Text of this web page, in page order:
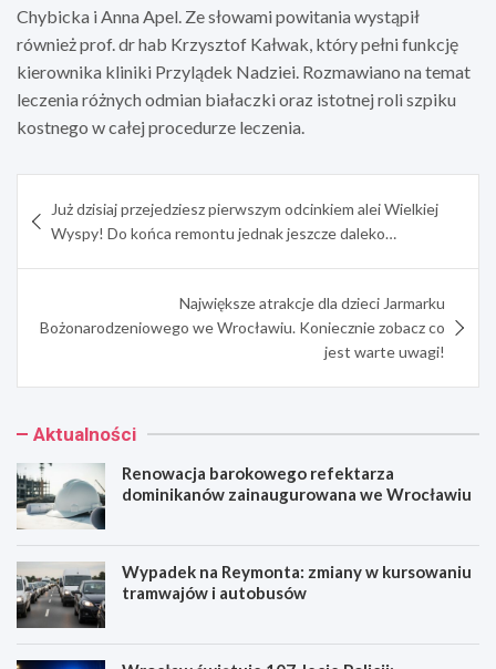
Chybicka i Anna Apel. Ze słowami powitania wystąpił
również prof. dr hab Krzysztof Kałwak, który pełni funkcję
kierownika kliniki Przylądek Nadziei. Rozmawiano na temat
leczenia różnych odmian białaczki oraz istotnej roli szpiku
kostnego w całej procedurze leczenia.
wpisu
Już dzisiaj przejedziesz pierwszym odcinkiem alei Wielkiej
Wyspy! Do końca remontu jednak jeszcze daleko…
Największe atrakcje dla dzieci Jarmarku
Bożonarodzeniowego we Wrocławiu. Koniecznie zobacz co
jest warte uwagi!
Aktualności
Renowacja barokowego refektarza
dominikanów zainaugurowana we Wrocławiu
Wypadek na Reymonta: zmiany w kursowaniu
tramwajów i autobusów